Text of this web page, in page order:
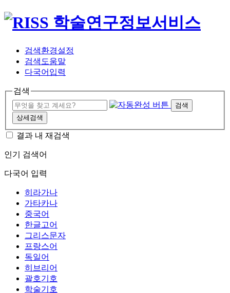
검색환경설정
검색도움말
다국어입력
검색
검색
상세검색
결과 내 재검색
인기 검색어
다국어 입력
히라가나
가타카나
중국어
한글고어
그리스문자
프랑스어
독일어
히브리어
괄호기호
학술기호